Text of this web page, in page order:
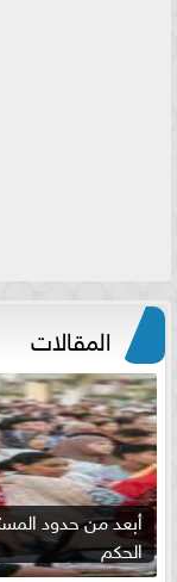
المقالات
أبعد من حدود
الحكم